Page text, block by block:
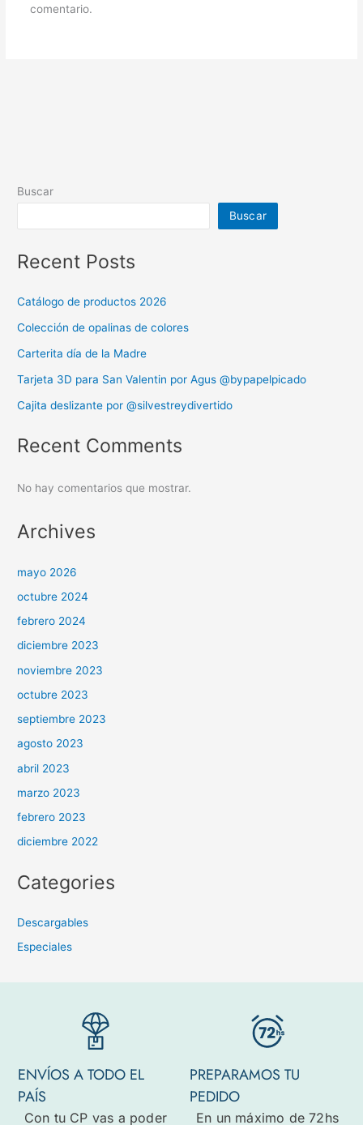
comentario.
Buscar
Buscar
Recent Posts
Catálogo de productos 2026
Colección de opalinas de colores
Carterita día de la Madre
Tarjeta 3D para San Valentin por Agus @bypapelpicado
Cajita deslizante por @silvestreydivertido
Recent Comments
No hay comentarios que mostrar.
Archives
mayo 2026
octubre 2024
febrero 2024
diciembre 2023
noviembre 2023
octubre 2023
septiembre 2023
agosto 2023
abril 2023
marzo 2023
febrero 2023
diciembre 2022
Categories
Descargables
Especiales
ENVÍOS A TODO EL
PAÍS
Con tu CP vas a poder
PREPARAMOS TU
PEDIDO
En un máximo de 72hs